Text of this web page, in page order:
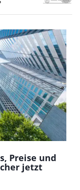
Preise und
jetzt